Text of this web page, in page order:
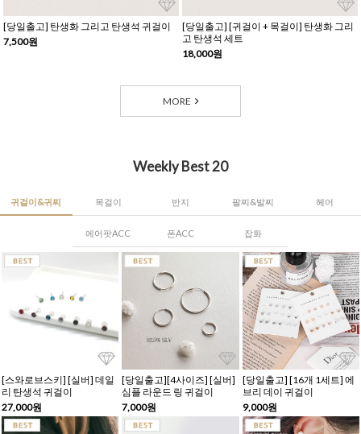
[당일출고] 탄생화 그리고 탄생석 귀걸이
7,500원
[당일출고] [귀걸이 + 목걸이] 탄생화 그리
고 탄생석 세트
18,000원
MORE
Weekly Best 20
귀걸이&귀찌 목걸이 반지 팔찌&발찌 헤어
에어팟ACC 폰ACC 잡화
[스와로브스키] [실버] 데일
리 탄생석 귀걸이
27,000원
[당일출고][4사이즈] [실버]
심플 라운드 링 귀걸이
7,000원
[당일출고] [16개 1세트] 에
브리 데이 귀걸이
9,000원